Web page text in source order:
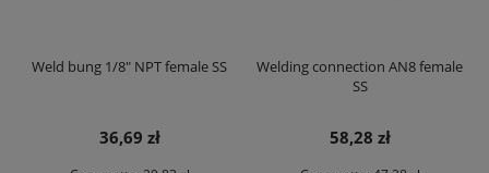
Weld bung 1/8" NPT female SS
36,69 zł
Welding connection AN8 female
SS
58,28 zł